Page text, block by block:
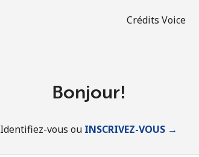
Crédits Voice
Bonjour!
Identifiez-vous ou INSCRIVEZ-VOUS →